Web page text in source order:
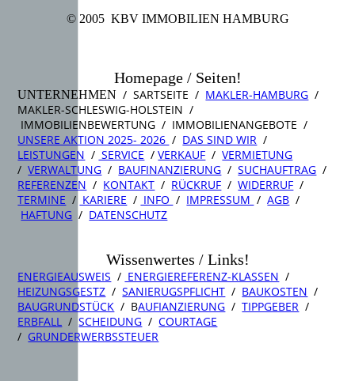
© 2005 KBV IMMOBILIEN HAMBURG
Homepage / Seiten!
UNTERNEHMEN / SARTSEITE / MAKLER-HAMBURG /
MAKLER-SCHLESWIG-HOLSTEIN /
IMMOBILIENBEWERTUNG / IMMOBILIENANGEBOTE /
UNSERE AKTION 2025- 2026 / DAS SIND WIR /
LEISTUNGEN / SERVICE /VERKAUF /VERMIETUNG
/VERWALTUNG / BAUFINANZIERUNG /SUCHAUFTRAG /
REFERENZEN / KONTAKT / RÜCKRUF /WIDERRUF /
TERMINE / KARIERE / INFO / IMPRESSUM /AGB /
HAFTUNG / DATENSCHUTZ
Wissenwertes / Links!
ENERGIEAUSWEIS / ENERGIEREFERENZ-KLASSEN /
HEIZUNGSGESTZ /SANIERUGSPFLICHT / BAUKOSTEN /
BAUGRUNDSTÜCK / BAUFIANZIERUNG /TIPPGEBER /
ERBFALL /SCHEIDUNG /COURTAGE
/ GRUNDERWERBSSTEUER